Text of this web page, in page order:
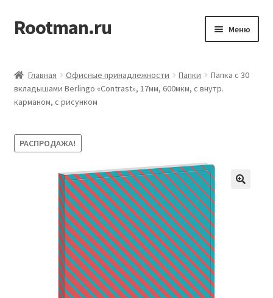
Перейти
к
Перейти
к
Rootman.ru Меню
Офисные принадлежности
Товары для учёбы
меню
Главная Офисные принадлежности Папки
Папка с 30
вкладышами Berlingo «Contrast», 17мм, 600мкм, с внутр.
карманом, с рисунком
РАСПРОДАЖА!